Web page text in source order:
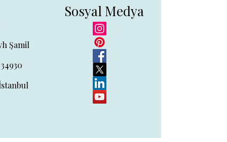
Şamil
Sosyal Medya